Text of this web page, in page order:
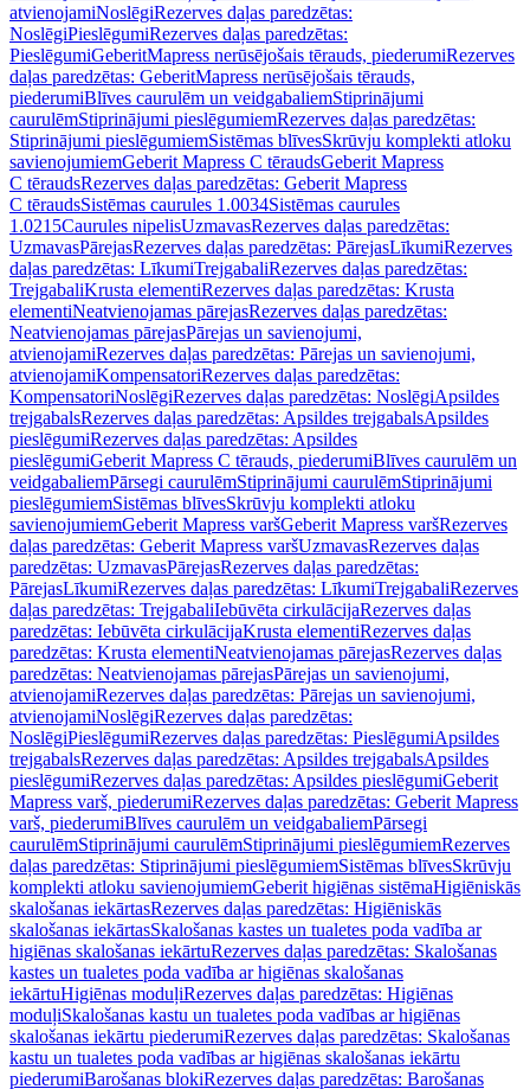
atvienojamiNoslēgiRezerves daļas paredzētas:
NoslēgiPieslēgumiRezerves daļas paredzētas:
PieslēgumiGeberitMapress nerūsējošais tērauds, piederumiRezerves
daļas paredzētas: GeberitMapress nerūsējošais tērauds,
piederumiBlīves caurulēm un veidgabaliemStiprinājumi
caurulēmStiprinājumi pieslēgumiemRezerves daļas paredzētas:
Stiprinājumi pieslēgumiemSistēmas blīvesSkrūvju komplekti atloku
savienojumiemGeberit Mapress C tēraudsGeberit Mapress
C tēraudsRezerves daļas paredzētas: Geberit Mapress
C tēraudsSistēmas caurules 1.0034Sistēmas caurules
1.0215Caurules nipelisUzmavasRezerves daļas paredzētas:
UzmavasPārejasRezerves daļas paredzētas: PārejasLīkumiRezerves
daļas paredzētas: LīkumiTrejgabaliRezerves daļas paredzētas:
TrejgabaliKrusta elementiRezerves daļas paredzētas: Krusta
elementiNeatvienojamas pārejasRezerves daļas paredzētas:
Neatvienojamas pārejasPārejas un savienojumi,
atvienojamiRezerves daļas paredzētas: Pārejas un savienojumi,
atvienojamiKompensatoriRezerves daļas paredzētas:
KompensatoriNoslēgiRezerves daļas paredzētas: NoslēgiApsildes
trejgabalsRezerves daļas paredzētas: Apsildes trejgabalsApsildes
pieslēgumiRezerves daļas paredzētas: Apsildes
pieslēgumiGeberit Mapress C tērauds, piederumiBlīves caurulēm un
veidgabaliemPārsegi caurulēmStiprinājumi caurulēmStiprinājumi
pieslēgumiemSistēmas blīvesSkrūvju komplekti atloku
savienojumiemGeberit Mapress varšGeberit Mapress varšRezerves
daļas paredzētas: Geberit Mapress varšUzmavasRezerves daļas
paredzētas: UzmavasPārejasRezerves daļas paredzētas:
PārejasLīkumiRezerves daļas paredzētas: LīkumiTrejgabaliRezerves
daļas paredzētas: TrejgabaliIebūvēta cirkulācijaRezerves daļas
paredzētas: Iebūvēta cirkulācijaKrusta elementiRezerves daļas
paredzētas: Krusta elementiNeatvienojamas pārejasRezerves daļas
paredzētas: Neatvienojamas pārejasPārejas un savienojumi,
atvienojamiRezerves daļas paredzētas: Pārejas un savienojumi,
atvienojamiNoslēgiRezerves daļas paredzētas:
NoslēgiPieslēgumiRezerves daļas paredzētas: PieslēgumiApsildes
trejgabalsRezerves daļas paredzētas: Apsildes trejgabalsApsildes
pieslēgumiRezerves daļas paredzētas: Apsildes pieslēgumiGeberit
Mapress varš, piederumiRezerves daļas paredzētas: Geberit Mapress
varš, piederumiBlīves caurulēm un veidgabaliemPārsegi
caurulēmStiprinājumi caurulēmStiprinājumi pieslēgumiemRezerves
daļas paredzētas: Stiprinājumi pieslēgumiemSistēmas blīvesSkrūvju
komplekti atloku savienojumiemGeberit higiēnas sistēmaHigiēniskās
skalošanas iekārtasRezerves daļas paredzētas: Higiēniskās
skalošanas iekārtasSkalošanas kastes un tualetes poda vadība ar
higiēnas skalošanas iekārtuRezerves daļas paredzētas: Skalošanas
kastes un tualetes poda vadība ar higiēnas skalošanas
iekārtuHigiēnas moduļiRezerves daļas paredzētas: Higiēnas
moduļiSkalošanas kastu un tualetes poda vadības ar higiēnas
skalošanas iekārtu piederumiRezerves daļas paredzētas: Skalošanas
kastu un tualetes poda vadības ar higiēnas skalošanas iekārtu
piederumiBarošanas blokiRezerves daļas paredzētas: Barošanas